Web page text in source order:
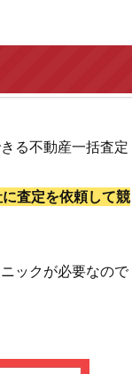
る不動産一括査定
査定を依頼して競
ックが必要なので